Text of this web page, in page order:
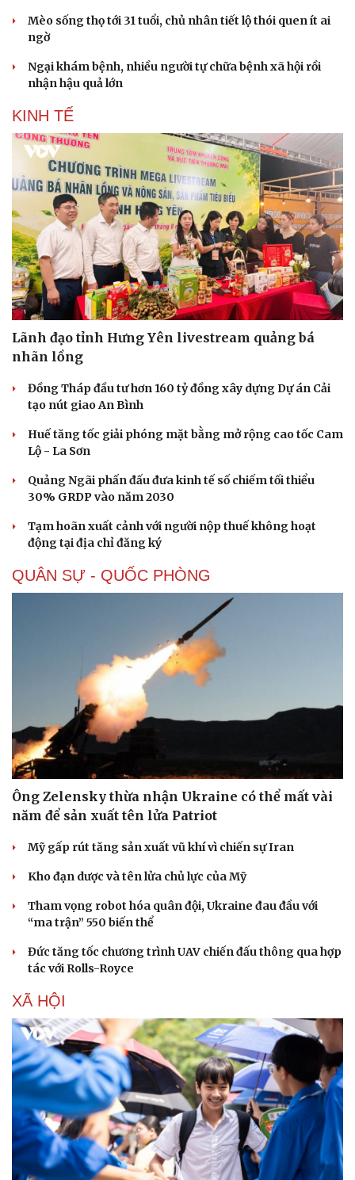
Sức khỏe
Dinh dưỡng - món ngon
Cây thuốc
Nhi khoa
Nam khoa
Phòng mạch online
Nhà đẹp
Mèo sống thọ tới 31 tuổi, chủ nhân tiết lộ thói quen ít ai
ngờ
Ngại khám bệnh, nhiều người tự chữa bệnh xã hội rồi
nhận hậu quả lớn
KINH TẾ
Lãnh đạo tỉnh Hưng Yên livestream quảng bá
nhãn lồng
Đồng Tháp đầu tư hơn 160 tỷ đồng xây dựng Dự án Cải
tạo nút giao An Bình
Huế tăng tốc giải phóng mặt bằng mở rộng cao tốc Cam
Lộ - La Sơn
Quảng Ngãi phấn đấu đưa kinh tế số chiếm tối thiểu
30% GRDP vào năm 2030
Tạm hoãn xuất cảnh với người nộp thuế không hoạt
động tại địa chỉ đăng ký
QUÂN SỰ - QUỐC PHÒNG
Ông Zelensky thừa nhận Ukraine có thể mất vài
năm để sản xuất tên lửa Patriot
Mỹ gấp rút tăng sản xuất vũ khí vì chiến sự Iran
Kho đạn dược và tên lửa chủ lực của Mỹ
Tham vọng robot hóa quân đội, Ukraine đau đầu với
“ma trận” 550 biến thể
Đức tăng tốc chương trình UAV chiến đấu thông qua hợp
tác với Rolls-Royce
XÃ HỘI